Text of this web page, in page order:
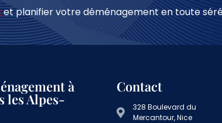
et planifier votre déménagement en toute
à
les Alpes-
Contact
328 Boulevard du
Mercantour, Nice